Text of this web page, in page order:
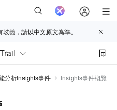
義，請以中文原文為準。
分析Insights事件 Insights事件概覽